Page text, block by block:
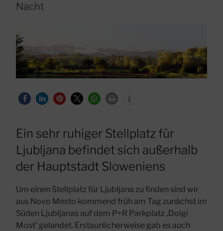
Nacht
Ein sehr ruhiger Stellplatz für
Ljubljana befindet sich außerhalb
der Hauptstadt Sloweniens
Um einen Stellplatz für Ljubljana zu finden sind wir
aus Novo Mesto kommend früh am Tag zunächst im
Süden Ljubljanas auf dem P+R Parkplatz ‚Dolgi
Most‘ gelandet. Erstaunlicherweise gab es auch